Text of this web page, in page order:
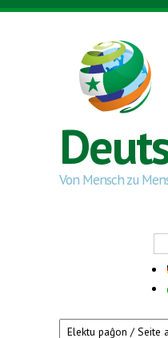
Direkt zum Inhalt
Von Mensch zu